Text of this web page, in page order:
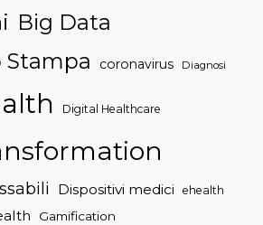
Big Data
Stampa
coronavirus Diagnosi
Digital Healthcare
Dispositivi medici ehealth
Gamification